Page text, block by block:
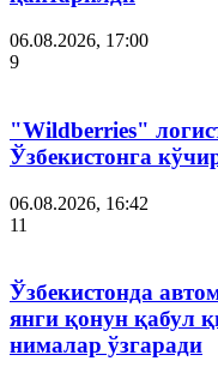
06.08.2026, 17:00
9
"Wildberries"
Ўзбекистонга
06.08.2026, 16:42
11
Ўзбекистонда
янги қонун қабул
нималар ўзгаради